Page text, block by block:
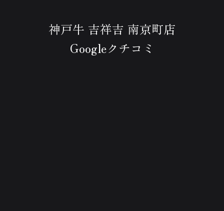
神戸牛 吉祥吉 南京町店
Googleクチコミ